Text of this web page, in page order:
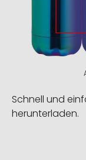
Schnell und
herunterladen.